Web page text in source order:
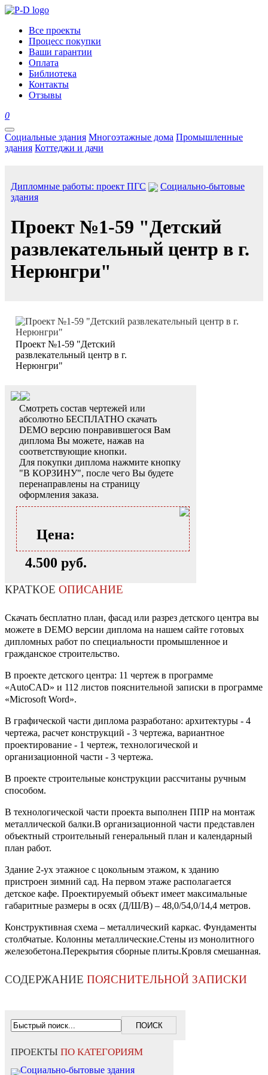
Все проекты
Процесс покупки
Ваши гарантии
Оплата
Библиотека
Контакты
Отзывы
0
Социальные здания Многоэтажные дома Промышленные
здания Коттеджи и дачи
Дипломные работы: проект ПГС
Социально-бытовые
здания
Проект №1-59 "Детский
развлекательный центр в г.
Нерюнгри"
Проект №1-59 "Детский
развлекательный центр в г.
Нерюнгри"
Смотреть состав чертежей или
абсолютно БЕСПЛАТНО скачать
DEMO версию понравившегося Вам
диплома Вы можете, нажав на
соответствующие кнопки.
Для покупки диплома нажмите кнопку
"В КОРЗИНУ", после чего Вы будете
перенаправлены на страницу
оформления заказа.
Цена:
4.500 руб.
КРАТКОЕ ОПИСАНИЕ
Скачать бесплатно план, фасад или разрез детского центра вы
можете в DEMO версии диплома на нашем сайте готовых
дипломных работ по специальности промышленное и
гражданское строительство.
В проекте детского центра: 11 чертеж в программе
«AutoCAD» и 112 листов пояснительной записки в программе
«Microsoft Word».
В графической части диплома разработано: архитектуры - 4
чертежа, расчет конструкций - 3 чертежа, вариантное
проектирование - 1 чертеж, технологической и
организационной части - 3 чертежа.
В проекте строительные конструкции рассчитаны ручным
способом.
В технологической части проекта выполнен ППР на монтаж
металлической балки.В организационной части представлен
объектный строительный генеральный план и календарный
план работ.
Здание 2-ух этажное с цокольным этажом, к зданию
пристроен зимний сад. На первом этаже располагается
детское кафе. Проектируемый объект имеет максимальные
габаритные размеры в осях (Д/Ш/В) – 48,0/54,0/14,4 метров.
Конструктивная схема – металлический каркас. Фундаменты
столбчатые. Колонны металлические.Стены из монолитного
железобетона.Перекрытия сборные плиты.Кровля смешанная.
СОДЕРЖАНИЕ ПОЯСНИТЕЛЬНОЙ ЗАПИСКИ
ПРОЕКТЫ ПО КАТЕГОРИЯМ
Социально-бытовые здания